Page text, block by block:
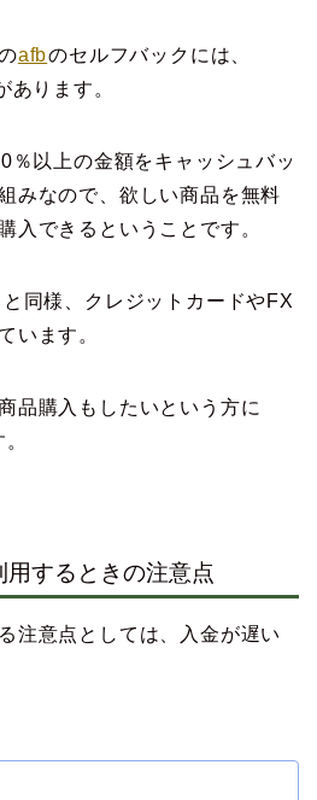
afbのセルフバックには、
あります。
％以上の金額をキャッシュバッ
みなので、欲しい商品を無料
入できるということです。
同様、クレジットカードやFX
います。
品購入もしたいという方に
するときの注意点
注意点としては、入金が遅い